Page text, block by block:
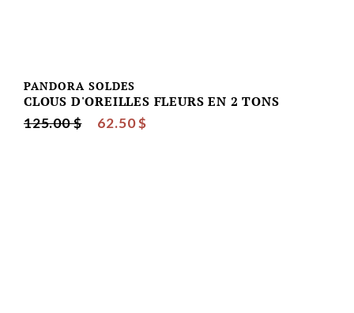
PANDORA SOLDES
CLOUS D'OREILLES FLEURS EN 2 TONS
125.00 $ 62.50 $